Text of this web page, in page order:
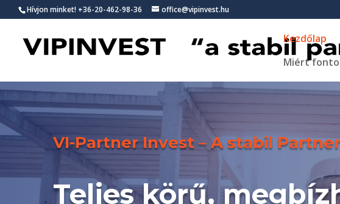
Hívjon minket! +36-20-462-98-36 office@vipinvest.hu
Kezdőlap
Miért
VI-Partner Invest – A stabil Partner
Teljes körű,